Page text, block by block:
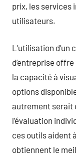
prix, les services
utilisateurs.
L’utilisation
d’entreprise
la capacité à
options
autrement serait
l’évaluation
ces outils aident
obtiennent le